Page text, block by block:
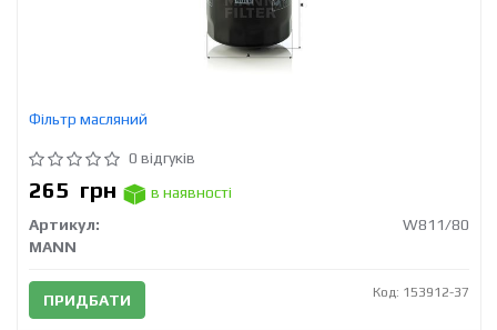
Фільтр масляний
0 відгуків
265 грн
в наявності
Артикул:
W811/80
MANN
ПРИДБАТИ Код: 153912-37